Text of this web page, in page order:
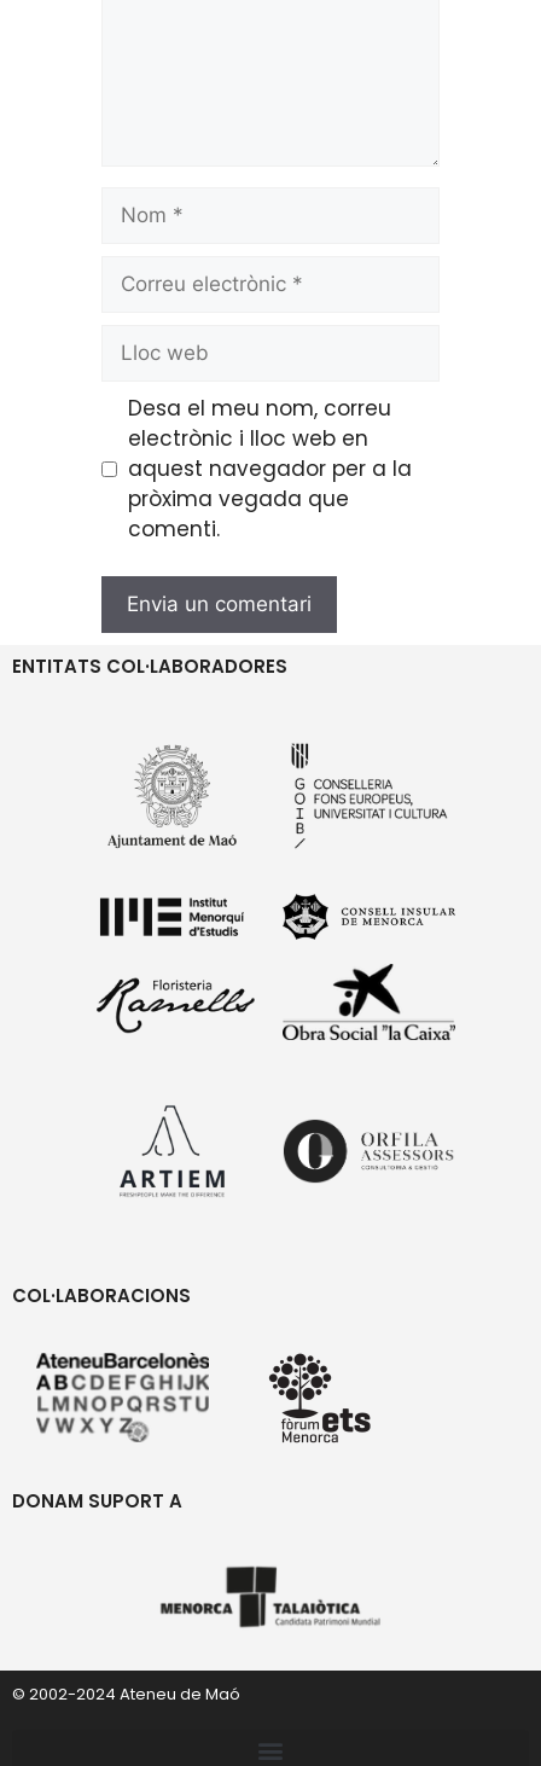
Desa el meu nom, correu
electrònic i lloc web en
aquest navegador per a la
pròxima vegada que
comenti.
ENTITATS COL·LABORADORES
COL·LABORACIONS
DONAM SUPORT A
© 2002-2024 Ateneu de Maó